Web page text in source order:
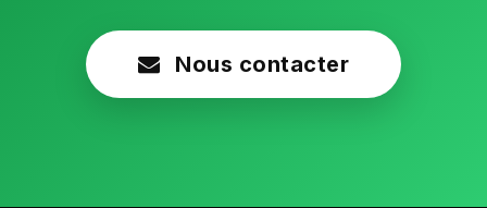
Nous contacter